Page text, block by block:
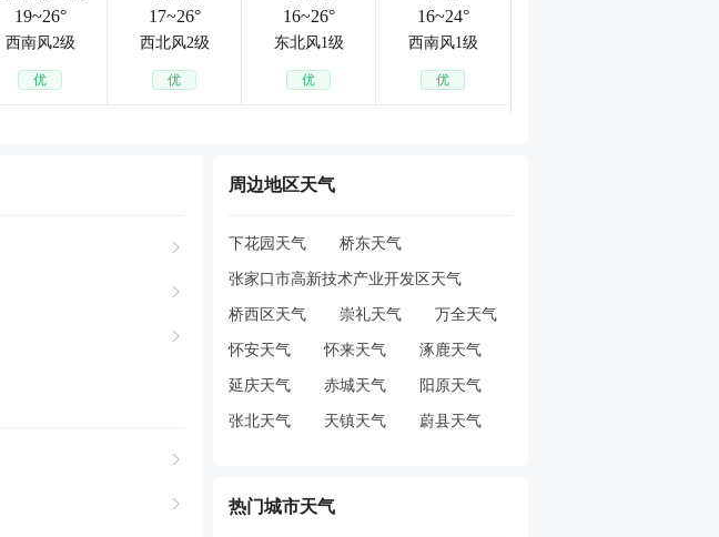
19~26°
西南风2级
优
17~26°
西北风2级
优
16~26°
东北风1级
优
16~24°
西南风1级
优
周边地区天气
下花园天气 桥东天气
张家口市高新技术产业开发区天气
桥西区天气 崇礼天气 万全天气
怀安天气 怀来天气 涿鹿天气
延庆天气 赤城天气 阳原天气
张北天气 天镇天气 蔚县天气
热门城市天气